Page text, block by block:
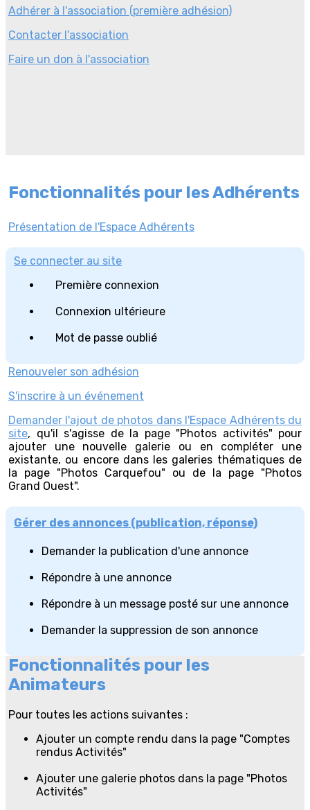
Adhérer à l'association (première adhésion)
Contacter l'association
Faire un don à l'association
Fonctionnalités pour les Adhérents
Présentation de l'Espace Adhérents
Se connecter au site
Première connexion
Connexion ultérieure
Mot de passe oublié
Renouveler son adhésion
S'inscrire à un événement
Demander l'ajout de photos dans l'Espace Adhérents du
site, qu'il s'agisse de la page "Photos activités" pour
ajouter une nouvelle galerie ou en compléter une
existante, ou encore dans les galeries thématiques de
la page "Photos Carquefou" ou de la page "Photos
Grand Ouest".
Gérer des annonces (publication, réponse)
Demander la publication d'une annonce
Répondre à une annonce
Répondre à un message posté sur une annonce
Demander la suppression de son annonce
Fonctionnalités pour les
Animateurs
Pour toutes les actions suivantes :
Ajouter un compte rendu dans la page "Comptes
rendus Activités"
Ajouter une galerie photos dans la page "Photos
Activités"